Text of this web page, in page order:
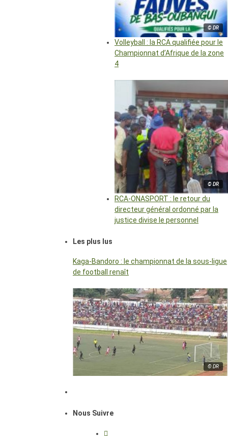
© DR
Volleyball : la RCA qualifiée pour le
Championnat d’Afrique de la zone
4
© DR
RCA-ONASPORT : le retour du
directeur général ordonné par la
justice divise le personnel
Les plus lus
Kaga-Bandoro : le championnat de la sous-ligue
de football renaît
© DR
Nous Suivre